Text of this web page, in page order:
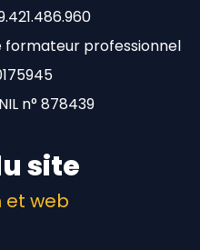
professionnel
n° 878439
site
et web